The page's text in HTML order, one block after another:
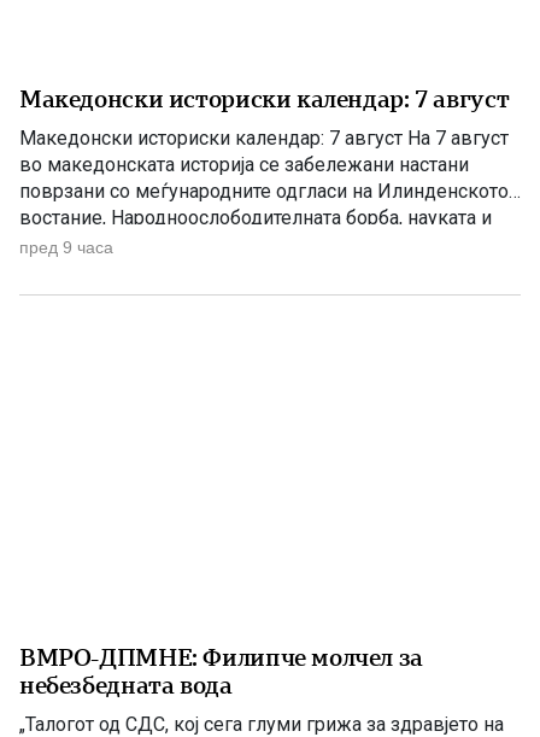
Македонски историски календар: 7 август
Македонски историски календар: 7 август На 7 август
во македонската историја се забележани настани
поврзани со меѓународните одгласи на Илинденското
востание, Народноослободителната борба, науката и
современата македонска уметност. 1903 – Европскиот
1903 година европската јавност ги добила првите
пред 9 часа
ВМРО-ДПМНЕ: Филипче молчел за
небезбедната вода
„Талогот од СДС, кој сега глуми грижа за здравјето на